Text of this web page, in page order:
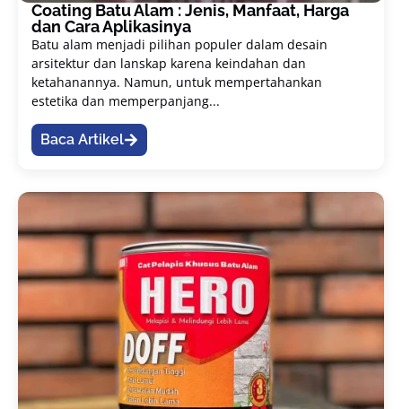
Coating Batu Alam : Jenis, Manfaat, Harga
dan Cara Aplikasinya
Batu alam menjadi pilihan populer dalam desain
arsitektur dan lanskap karena keindahan dan
ketahanannya. Namun, untuk mempertahankan
estetika dan memperpanjang...
Baca Artikel